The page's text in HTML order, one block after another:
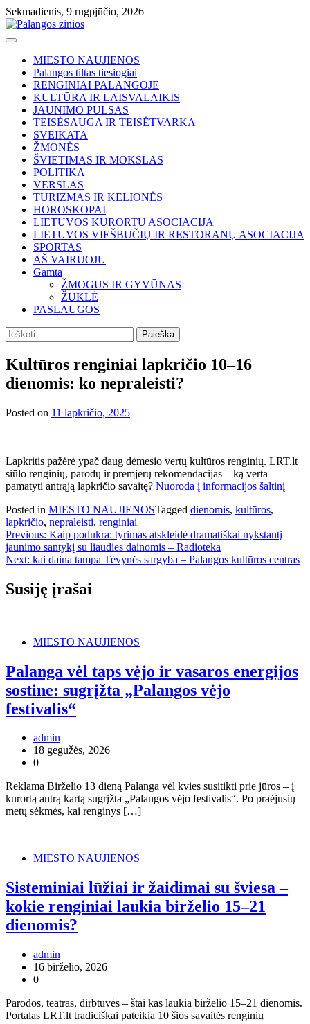
Skip
to
content
Sekmadienis, 9 rugpjūčio, 2026
MIESTO NAUJIENOS
Palangos tiltas tiesiogiai
RENGINIAI PALANGOJE
KULTŪRA IR LAISVALAIKIS
JAUNIMO PULSAS
TEISĖSAUGA IR TEISĖTVARKA
SVEIKATA
ŽMONĖS
ŠVIETIMAS IR MOKSLAS
POLITIKA
VERSLAS
TURIZMAS IR KELIONĖS
HOROSKOPAI
LIETUVOS KURORTU ASOCIACIJA
LIETUVOS VIEŠBUČIŲ IR RESTORANŲ ASOCIACIJA
SPORTAS
AŠ VAIRUOJU
Gamta
ŽMOGUS IR GYVŪNAS
ŽŪKLĖ
PASLAUGOS
Ieškoti:
Kultūros renginiai lapkričio 10–16
dienomis: ko nepraleisti?
Posted on 11 lapkričio, 2025
Lapkritis pažėrė ypač daug dėmesio vertų kultūros renginių. LRT.lt
siūlo renginių, parodų ir premjerų rekomendacijas – ką verta
pamatyti antrąją lapkričio savaitę? Nuoroda į informacijos šaltinį
Posted in MIESTO NAUJIENOSTagged dienomis, kultūros,
lapkričio, nepraleisti, renginiai
Navigacija
tarp
Previous: Kaip podukra: tyrimas atskleidė dramatiškai nykstantį
jaunimo santykį su liaudies dainomis – Radioteka
Next: kai daina tampa Tėvynės sargyba – Palangos kultūros centras
Susiję įrašai
MIESTO NAUJIENOS
Palanga vėl taps vėjo ir vasaros energijos
sostine: sugrįžta „Palangos vėjo
festivalis“
admin
18 gegužės, 2026
0
Reklama Birželio 13 dieną Palanga vėl kvies susitikti prie jūros – į
kurortą antrą kartą sugrįžta „Palangos vėjo festivalis“. Po praėjusių
metų sėkmės, kai renginys […]
MIESTO NAUJIENOS
Sisteminiai lūžiai ir žaidimai su šviesa –
kokie renginiai laukia birželio 15–21
dienomis?
admin
16 birželio, 2026
0
Parodos, teatras, dirbtuvės – štai kas laukia birželio 15–21 dienomis.
Portalas LRT.lt tradiciškai pateikia 10 šios savaitės renginių